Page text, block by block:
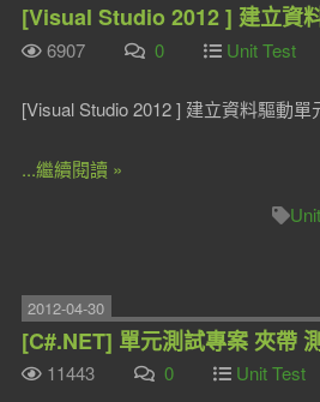
[Visual Studio 2012 ] 建立資
6907 0 Unit Test
[Visual Studio 2012 ] 建立資料驅動單
...繼續閱讀 »
2012-04-30
[C#.NET] 單元測試專案 夾帶
11443 0 Unit Test